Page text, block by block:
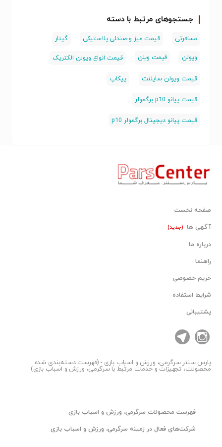
جستجوهای مرتبط با دسته
مسافرتی قیمت میز و صندلی پلاستیکی گیتار
ویولن قیمت ویلن قیمت انواع ویولن الکتریک
قیمت ویولن سایلنت پیکاپ
قیمت پیانو p10 برگمولر
قیمت پیانو دیجیتال برگمولر p10
صفحه نخست
آگهی ها (جدید)
درباره ما
راهنما
حریم خصوصی
شرایط استفاده
پشتیبانی
پارس سنترسرگرمی، ورزش و اسباب بازی - (فهرست دسته‌بندی شده
محصولات، تجهیزات و خدمات مرتبط با سرگرمی، ورزش و اسباب بازی)
فهرست محصولات سرگرمی، ورزش و اسباب بازی
شرکت‌های فعال در زمینه سرگرمی، ورزش و اسباب بازی